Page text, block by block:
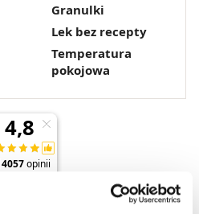
Granulki
Lek bez recepty
Temperatura
pokojowa